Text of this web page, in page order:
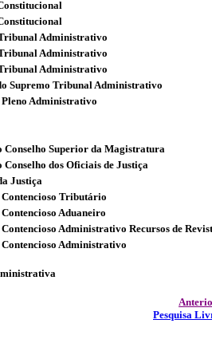
Administrativo
Administrativo
Administrativo
Supremo Tribunal Administrativo
Pleno Administrativo
Superior da Magistratura
dos Oficiais de Justiça
Justiça
Contencioso Tributário
Aduaneiro
Administrativo Recursos de
Contencioso Administrativo
Pesquisa